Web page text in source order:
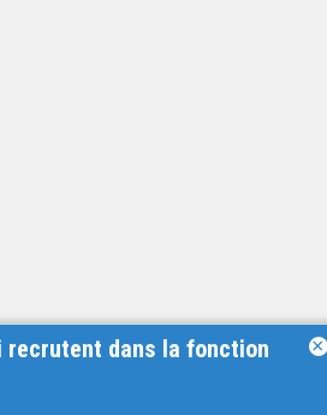
recrutent dans la fonction
×